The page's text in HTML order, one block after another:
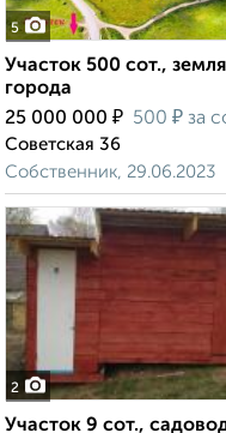
5
Участок 500 сот.,
города
25 000 000 ₽ 500 ₽ за
Советская 36
Собственник, 29.06.2023
2
Участок 9 сот.,